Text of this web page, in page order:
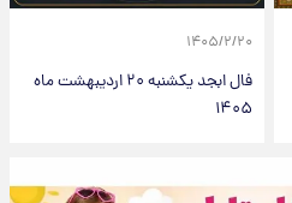
۱۴۰۵/۲/۲۰
فال ابجد یکشنبه ۲۰ اردیبهشت ماه
۱۴۰۵